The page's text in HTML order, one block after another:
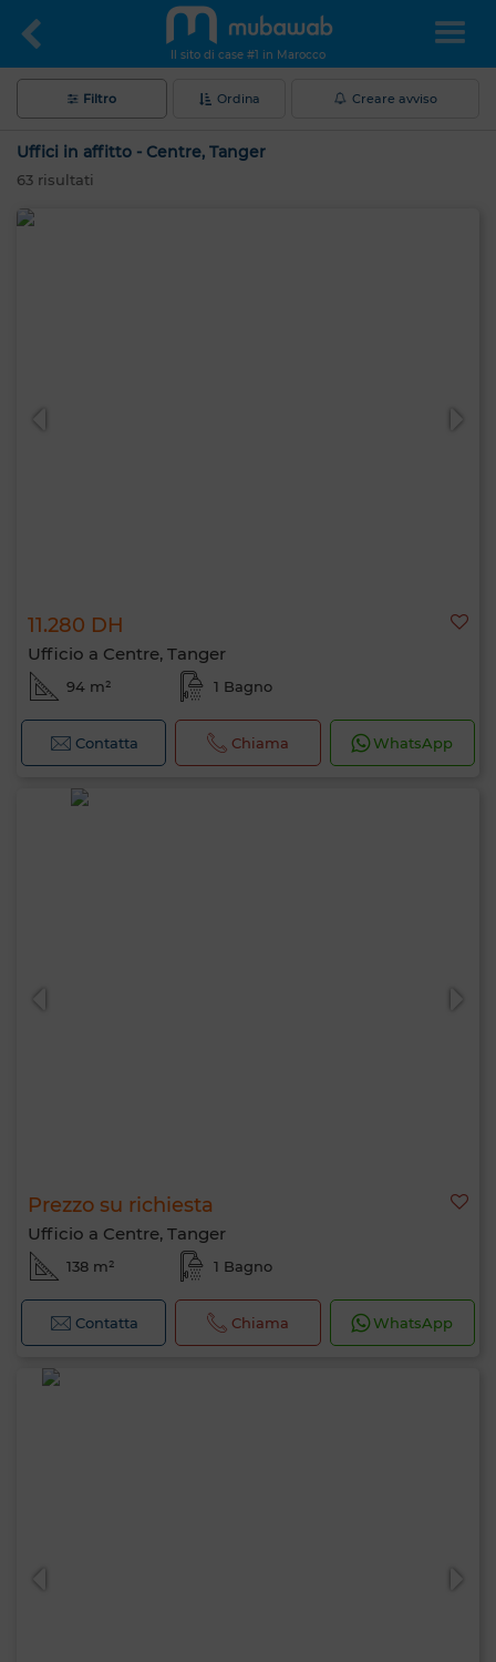
Il sito di case #1 in Marocco
Filtro Ordina Creare avviso
Uffici in affitto - Centre, Tanger
63 risultati
11.280 DH
Ufficio a Centre, Tanger
94 m² 1 Bagno
Contatta Chiama WhatsApp
Prezzo su richiesta
Ufficio a Centre, Tanger
138 m² 1 Bagno
Contatta Chiama WhatsApp